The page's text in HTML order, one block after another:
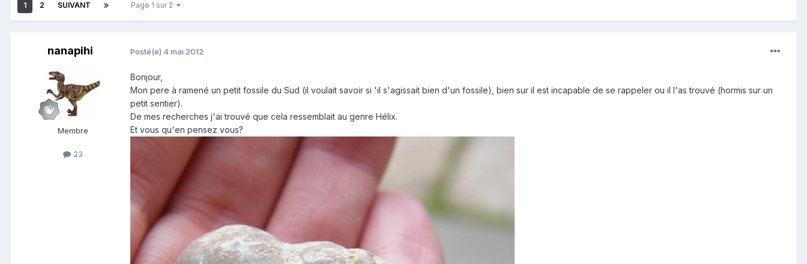
1 2 SUIVANT Page 1 sur 2
nanapihi
Membre
23
Posté(e) 4 mai 2012
Bonjour,
Mon pere à ramené un petit fossile du Sud (il voulait savoir si 'il s'agissait bien d'un fossile), bien sur il est incapable de se rappeler ou il l'as trouvé (hormis sur un
petit sentier).
De mes recherches j'ai trouvé que cela ressemblait au genre Hélix.
Et vous qu'en pensez vous?